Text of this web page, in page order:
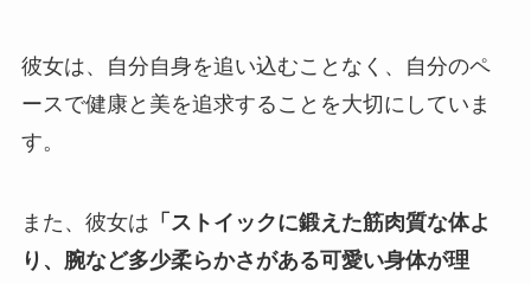
彼女は、自分自身を追い込むことなく、自分のペ
ースで健康と美を追求することを大切にしていま
す。
また、彼女は 「ストイックに鍛えた筋肉質な体よ
り、腕など多少柔らかさがある可愛い身体が理